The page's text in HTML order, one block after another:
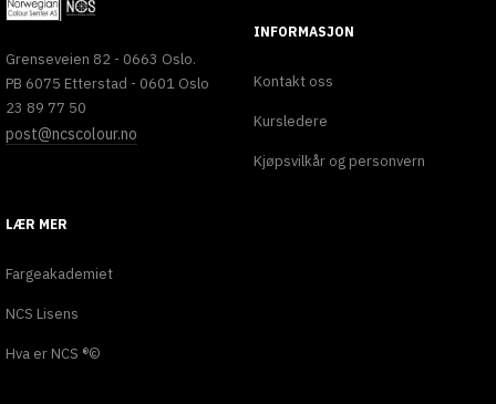
Grenseveien 82 - 0663 Oslo.
PB 6075 Etterstad - 0601 Oslo
23 89 77 50
post@ncscolour.no
INFORMASJON
Kontakt oss
Kursledere
Kjøpsvilkår og personvern
LÆR MER
Fargeakademiet
NCS Lisens
Hva er NCS ®©